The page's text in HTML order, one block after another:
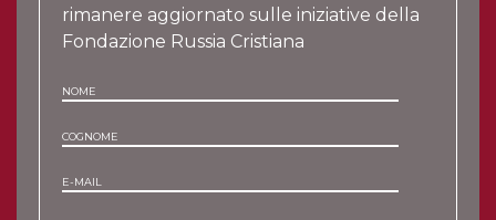
rimanere aggiornato sulle iniziative della
Fondazione Russia Cristiana
NOME
COGNOME
E-MAIL